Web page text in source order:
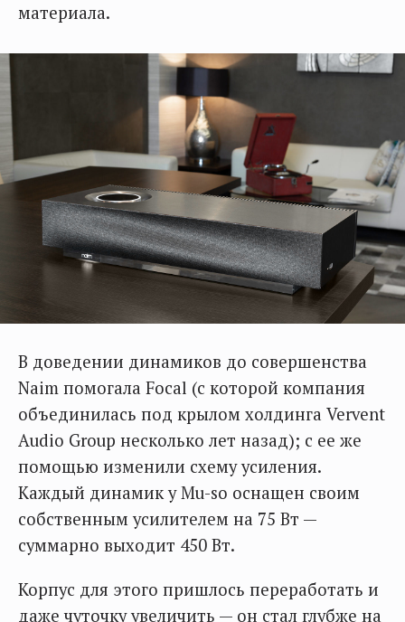
материала.
В доведении динамиков до совершенства
Naim помогала Focal (с которой компания
объединилась под крылом холдинга Vervent
Audio Group несколько лет назад); с ее же
помощью изменили схему усиления.
Каждый динамик у Mu-so оснащен своим
собственным усилителем на 75 Вт —
суммарно выходит 450 Вт.
Корпус для этого пришлось переработать и
даже чуточку увеличить — он стал глубже на